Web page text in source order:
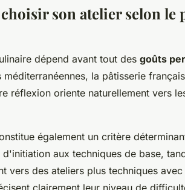
son atelier selon le
dépend avant tout des goûts
la pâtisserie
réflexion oriente naturellement vers
également un critère
aux techniques de base,
vers des ateliers plus techniques avec
clairement leur niveau de